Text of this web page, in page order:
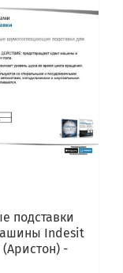
подставки
Indesit
-